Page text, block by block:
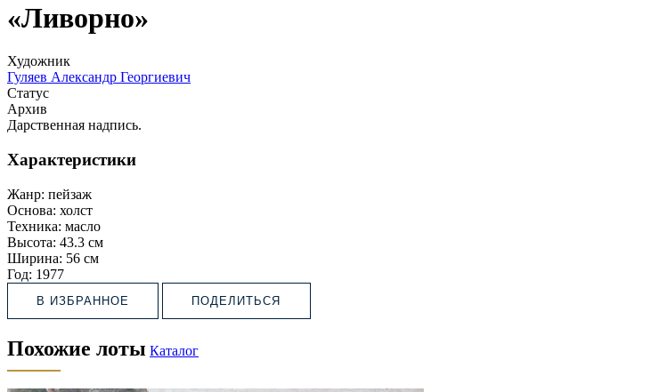
«Ливорно»
Художник
Гуляев Александр Георгиевич
Статус
Архив
Дарственная надпись.
Характеристики
Жанр: пейзаж
Основа: холст
Техника: масло
Высота: 43.3 см
Ширина: 56 см
Год: 1977
В ИЗБРАННОЕ ПОДЕЛИТЬСЯ
Похожие лоты Каталог